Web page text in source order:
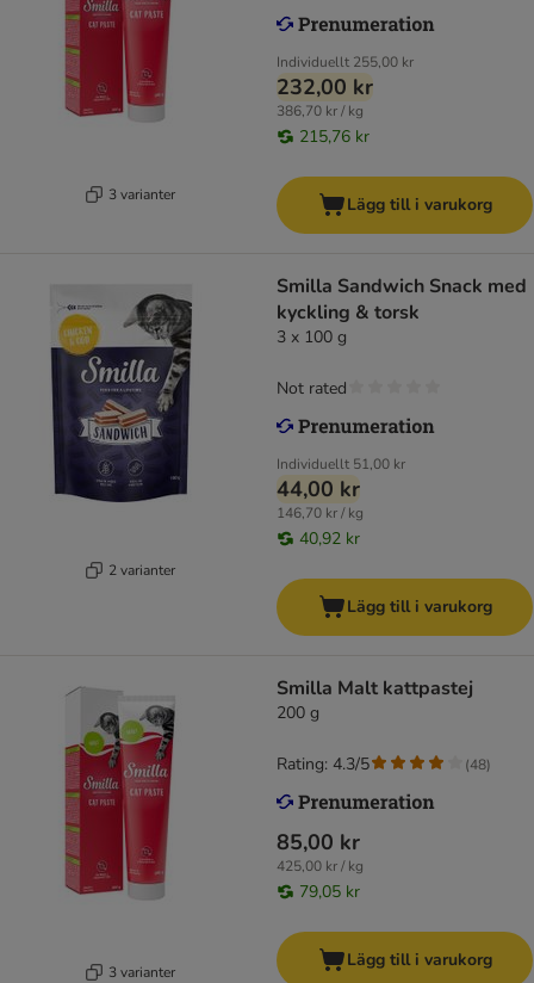
3 varianter
Individuellt 255,00 kr
232,00 kr
386,70 kr / kg
215,76 kr
Lägg till i varukorg
2 varianter
Smilla Sandwich Snack med
kyckling & torsk
3 x 100 g
Individuellt 51,00 kr
44,00 kr
146,70 kr / kg
40,92 kr
Not rated
Lägg till i varukorg
3 varianter
Smilla Malt kattpastej
200 g
85,00 kr
425,00 kr / kg
79,05 kr
Rating: 4.3/5 (48)
Lägg till i varukorg